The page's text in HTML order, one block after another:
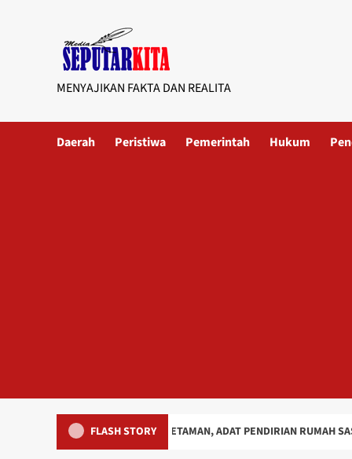
MENYAJIKAN FAKTA DAN REALITA
Daerah Peristiwa Pemerintah Hukum
FLASH STORY
KEMBANG SETAMAN, ADAT PENDIRIAN RUMAH SASARAN REHAB